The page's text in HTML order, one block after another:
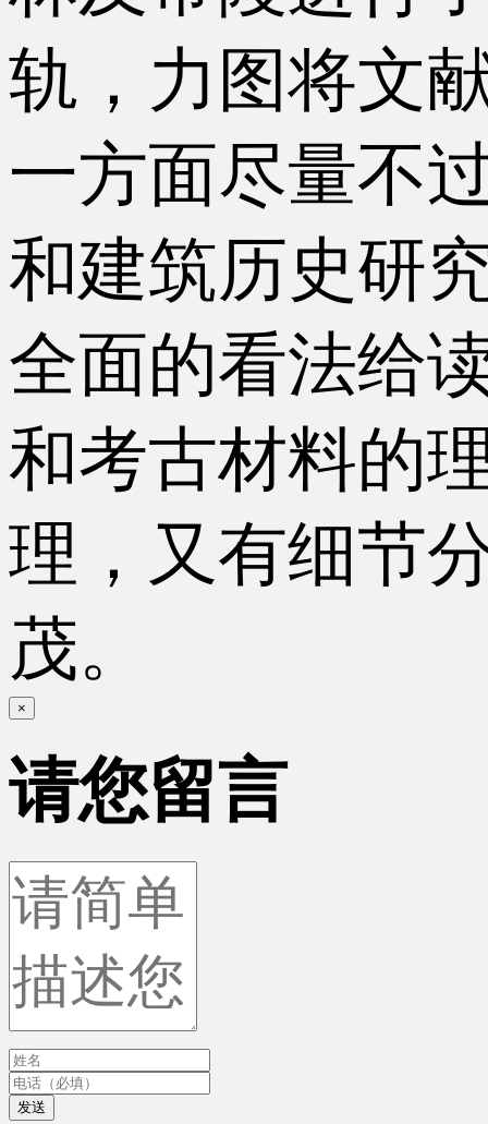
轨，力图将文
一方面尽量不
和建筑历史研
全面的看法给
和考古材料的
理，又有细节
茂。
×
请您留言
发送